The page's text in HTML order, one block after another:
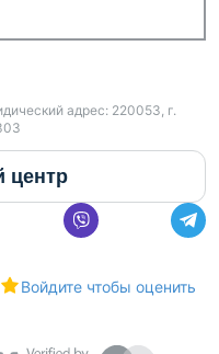
адрес: 220053, г.
центр
Войдите чтобы оценить